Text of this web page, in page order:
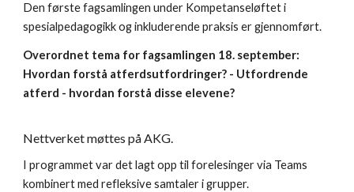
Den første fagsamlingen under Kompetanseløftet i
spesialpedagogikk og inkluderende praksis er gjennomført.
Overordnet tema for fagsamlingen 18. september:
Hvordan forstå atferdsutfordringer? - Utfordrende
atferd - hvordan forstå disse elevene?
Nettverket møttes på AKG.
I programmet var det lagt opp til forelesinger via Teams
kombinert med refleksive samtaler i grupper.